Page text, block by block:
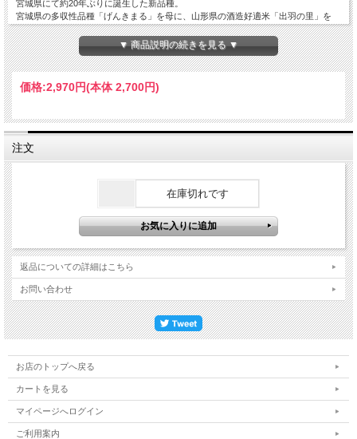
宮城県にて約20年ぶりに誕生した新品種。
宮城県の多収性品種「げんきまる」を母に、山形県の酒造好適米「出羽の里」を
父に掛け合わられ、宮城県の気候に合わせて耐冷性、収量性に優れ、
大粒で心白発現率が高いことが大きな特徴の酒米です。
この「あたごのまつ」では、米の味わいを楽しむべく香りを出さない酵母を使用し
ており
アミノ酸が低く綺麗な味わいで軽快にリズミカルに変化する「究極の食中酒」
純米大吟醸でありながらコスパ溢れるリーズナブルな価格も魅力です！！
※火入のお酒ですが当店ではクール便発送を推奨しております。
▼ 商品説明の続きを見る ▼
価格:2,970円(本体 2,700円)
注文
在庫切れです
返品についての詳細はこちら
お問い合わせ
お店のトップへ戻る
カートを見る
マイページへログイン
ご利用案内